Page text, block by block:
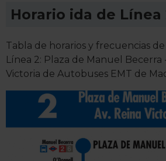
Horario ida de Línea
Tabla de horarios y frecuencias
Línea 2: Plaza de Manuel Becerra
Victoria de Autobuses EMT de